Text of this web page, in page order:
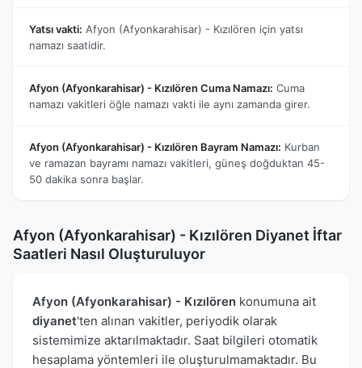
Yatsı vakti: Afyon (Afyonkarahisar) - Kızılören için yatsı
namazı saatidir.
Afyon (Afyonkarahisar) - Kızılören Cuma Namazı: Cuma
namazı vakitleri öğle namazı vakti ile aynı zamanda girer.
Afyon (Afyonkarahisar) - Kızılören Bayram Namazı: Kurban
ve ramazan bayramı namazı vakitleri, güneş doğduktan 45-
50 dakika sonra başlar.
Afyon (Afyonkarahisar) - Kızılören Diyanet İftar
Saatleri Nasıl Oluşturuluyor
Afyon (Afyonkarahisar) - Kızılören konumuna ait
diyanet'ten alınan vakitler, periyodik olarak
sistemimize aktarılmaktadır. Saat bilgileri otomatik
hesaplama yöntemleri ile oluşturulmamaktadır. Bu